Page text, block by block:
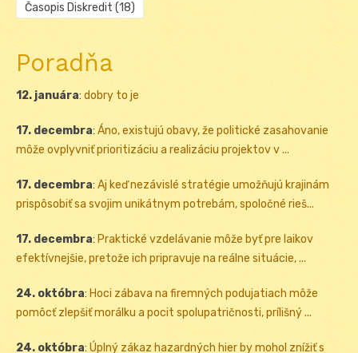
Časopis Diskredit (18)
Poradňa
12. januára: dobry to je
17. decembra: Áno, existujú obavy, že politické zasahovanie
môže ovplyvniť prioritizáciu a realizáciu projektov v ...
17. decembra: Aj keď nezávislé stratégie umožňujú krajinám
prispôsobiť sa svojim unikátnym potrebám, spoločné rieš...
17. decembra: Praktické vzdelávanie môže byť pre laikov
efektívnejšie, pretože ich pripravuje na reálne situácie, ...
24. októbra: Hoci zábava na firemných podujatiach môže
pomôcť zlepšiť morálku a pocit spolupatričnosti, prílišný ...
24. októbra: Úplný zákaz hazardných hier by mohol znížiť s